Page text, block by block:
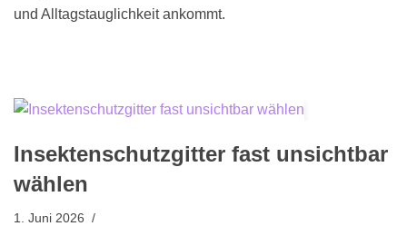
und Alltagstauglichkeit ankommt.
Insektenschutzgitter fast unsichtbar
wählen
1. Juni 2026